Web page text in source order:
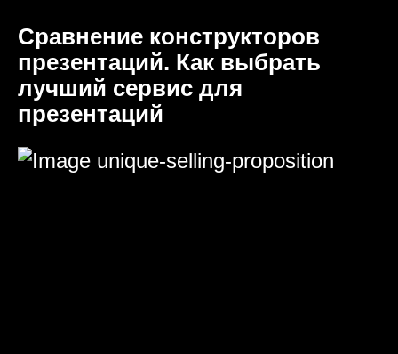
Сравнение конструкторов
презентаций. Как выбрать
лучший сервис для
презентаций